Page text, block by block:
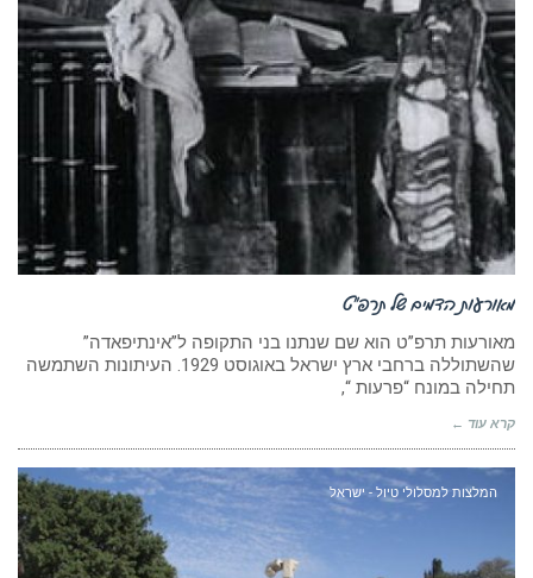
מאורעות הדמים של תרפ”ט
מאורעות תרפ”ט הוא שם שנתנו בני התקופה ל”אינתיפאדה”
שהשתוללה ברחבי ארץ ישראל באוגוסט 1929. העיתונות השתמשה
תחילה במונח “פרעות “,
קרא עוד ←
המלצות למסלולי טיול - ישראל